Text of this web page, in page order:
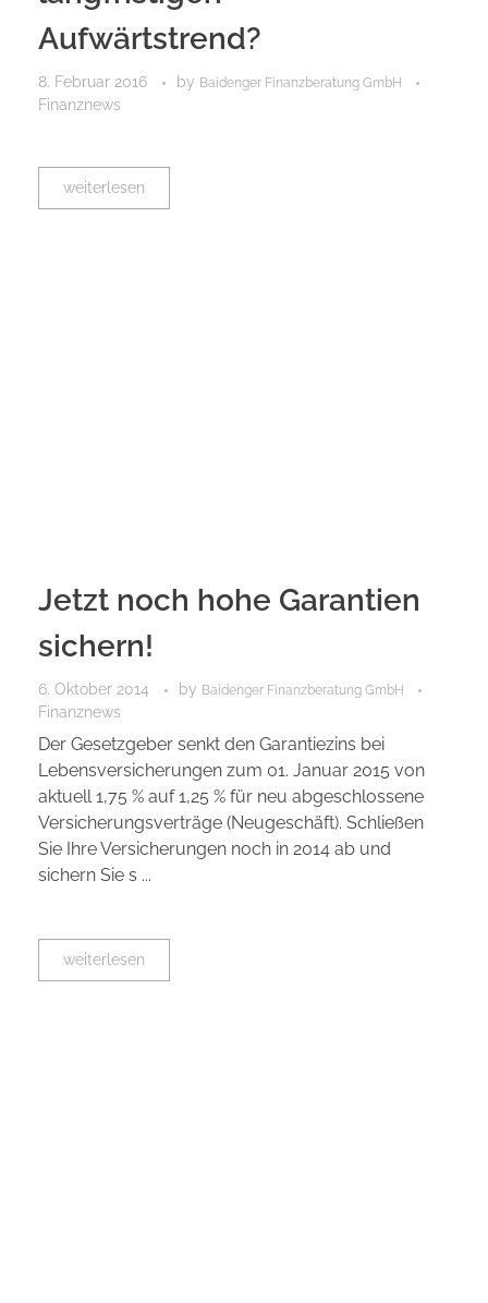
Aufwärtstrend?
8. Februar 2016 by Baidenger Finanzberatung GmbH
Finanznews
weiterlesen
Jetzt noch hohe Garantien
sichern!
6. Oktober 2014 by Baidenger Finanzberatung GmbH
Finanznews
Der Gesetzgeber senkt den Garantiezins bei
Lebensversicherungen zum 01. Januar 2015 von
aktuell 1,75 % auf 1,25 % für neu abgeschlossene
Versicherungsverträge (Neugeschäft). Schließen
Sie Ihre Versicherungen noch in 2014 ab und
sichern Sie s ...
weiterlesen